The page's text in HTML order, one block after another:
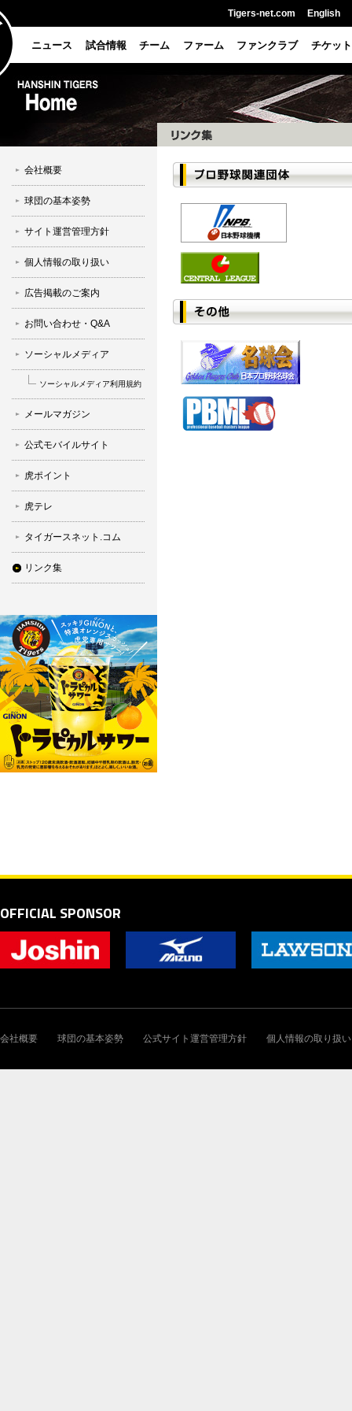
Tigers-net.com English
ニュース 試合情報 チーム ファーム ファンクラブ チケット
会社概要
球団の基本姿勢
サイト運営管理方針
個人情報の取り扱い
広告掲載のご案内
お問い合わせ・Q&A
ソーシャルメディア
ソーシャルメディア利用規約
メールマガジン
公式モバイルサイト
虎ポイント
虎テレ
タイガースネット.コム
リンク集
OFFICIAL SPONSOR
会社概要 球団の基本姿勢 公式サイト運営管理方針 個人情報の取り扱い